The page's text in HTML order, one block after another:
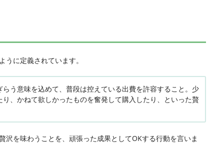
に定義されています。
う意味を込めて、普段は控えている出費を許容すること。少
、かねて欲しかったものを奮発して購入したり、といった贅
を味わうことを、頑張った成果としてOKする行動を言いま